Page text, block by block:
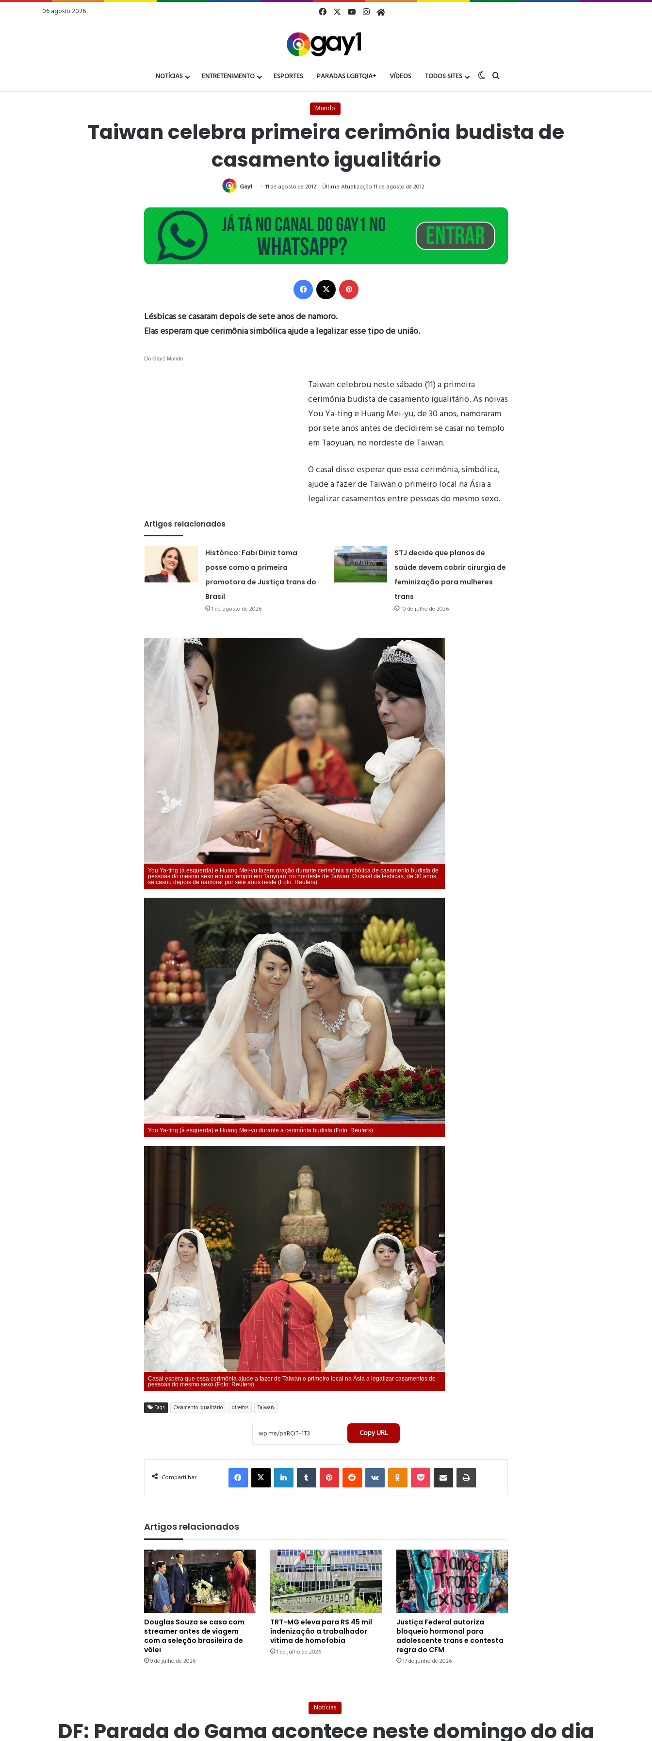
06 agosto 2026 FacebookYouTube
Instagram
Gay1
NOTÍCIAS ENTRETENIMENTO ESPORTES PARADAS LGBTQIA+ VÍDEOS TODOS SITES Switch skin
Mundo
Taiwan celebra primeira cerimônia budista de
casamento igualitário
Gay1 11 de agosto de 2012 Última Atualização 11 de agosto de 2012
Lésbicas se casaram depois de sete anos de namoro.
Elas esperam que cerimônia simbólica ajude a legalizar esse tipo de união.
Do Gay1 Mundo
Taiwan celebrou neste sábado (11) a primeira
cerimônia budista de casamento igualitário. As noivas
You Ya-ting e Huang Mei-yu, de 30 anos, namoraram
por sete anos antes de decidirem se casar no templo
em Taoyuan, no nordeste de Taiwan.
O casal disse esperar que essa cerimônia, simbólica,
ajude a fazer de Taiwan o primeiro local na Ásia a
legalizar casamentos entre pessoas do mesmo sexo.
Artigos relacionados
Histórico: Fabi Diniz toma
posse como a primeira
promotora de Justiça trans do
Brasil
1 de agosto de 2026
STJ decide que planos de
saúde devem cobrir cirurgia de
feminização para mulheres
trans
10 de julho de 2026
You Ya-ting (à esquerda) e Huang Mei-yu fazem oração durante cerimônia simbólica de casamento budista de
pessoas do mesmo sexo em um templo em Taoyuan, no nordeste de Taiwan. O casal de lésbicas, de 30 anos,
se casou depois de namorar por sete anos neste (Foto: Reuters)
You Ya-ting (à esquerda) e Huang Mei-yu durante a cerimônia budista (Foto: Reuters)
Casal espera que essa cerimônia ajude a fazer de Taiwan o primeiro local na Ásia a legalizar casamentos de
pessoas do mesmo sexo (Foto: Reuters)
Tags Casamento Igualitário direitos Taiwan
Copy URL
Compartilhar
Facebook X Linkedin Tumblr Pinterest Reddit VK OK Pocket Compartilhar via e-mail Imprimir
Artigos relacionados
Douglas Souza se casa com
streamer antes de viagem
com a seleção brasileira de
vôlei
9 de julho de 2026
TRT-MG eleva para R$ 45 mil
indenização a trabalhador
vítima de homofobia
1 de julho de 2026
Justiça Federal autoriza
bloqueio hormonal para
adolescente trans e contesta
regra do CFM
17 de junho de 2026